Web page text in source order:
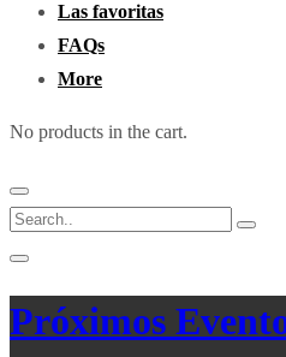
Las favoritas
FAQs
More
No products in the cart.
Próximos